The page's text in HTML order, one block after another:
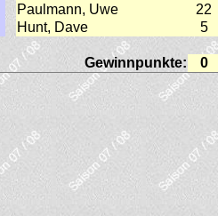
Paulmann, Uwe 22
Hunt, Dave 5
Gewinnpunkte: 0